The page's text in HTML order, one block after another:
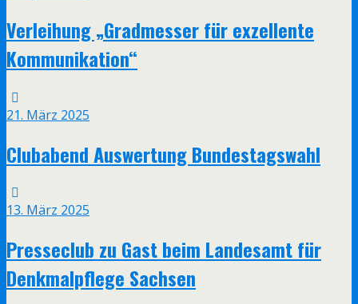
Verleihung „Gradmesser für exzellente
Kommunikation“
21. März 2025
Clubabend Auswertung Bundestagswahl
13. März 2025
Presseclub zu Gast beim Landesamt für
Denkmalpflege Sachsen